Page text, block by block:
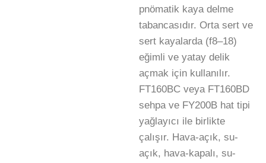
pnömatik kaya delme
tabancasıdır. Orta sert ve
sert kayalarda (f8–18)
eğimli ve yatay delik
açmak için kullanılır.
FT160BC veya FT160BD
sehpa ve FY200B hat tipi
yağlayıcı ile birlikte
çalışır. Hava-açık, su-
açık, hava-kapalı, su-